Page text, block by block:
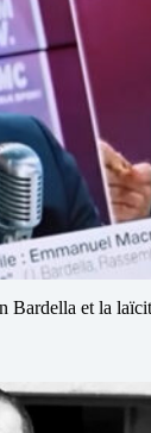
Bardella et la